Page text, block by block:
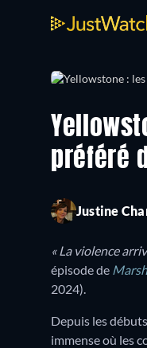
préféré
Justine
« La violence
épisode de
2024).
Depuis les
immense où les